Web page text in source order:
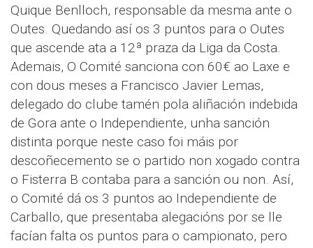
Quique Benlloch, responsable da mesma ante o
Outes. Quedando así os 3 puntos para o Outes
que ascende ata a 12ª praza da Liga da Costa.
Ademais, O Comité sanciona con 60€ ao Laxe e
con dous meses a Francisco Javier Lemas,
delegado do clube tamén pola aliñación indebida
de Gora ante o Independiente, unha sanción
distinta porque neste caso foi máis por
descoñecemento se o partido non xogado contra
o Fisterra B contaba para a sanción ou non. Así,
o Comité dá os 3 puntos ao Independiente de
Carballo, que presentaba alegacións por se lle
facían falta os puntos para o campionato, pero